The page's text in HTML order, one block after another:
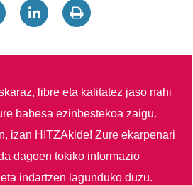
libre eta kalitatez jaso nahi
babesa ezinbestekoa zaigu.
izan HITZAkide!Zure ekarpenari
dagoen tokiko informazio
indartzen lagunduko duzu.